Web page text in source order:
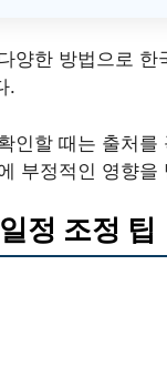
양한 방법으로
.
인할 때는 출처
부정적인 영향을
정 조정 팁